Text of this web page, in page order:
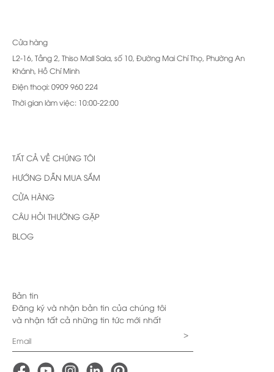
Cửa hàng
L2-16, Tầng 2, Thiso Mall Sala, số 10, Đường Mai Chí Thọ, Phường An
Khánh, Hồ Chí Minh
Điện thoại: 0909 960 224
Thời gian làm việc: 10:00-22:00
TẤT CẢ VỀ CHÚNG TÔI
HƯỚNG DẪN MUA SẮM
CỬA HÀNG
CÂU HỎI THƯỜNG GẶP
BLOG
Bản tin
Đăng ký và nhận bản tin của chúng tôi
và nhận tất cả những tin tức mới nhất